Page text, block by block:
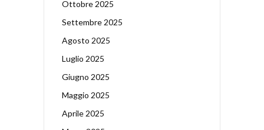
Ottobre 2025
Settembre 2025
Agosto 2025
Luglio 2025
Giugno 2025
Maggio 2025
Aprile 2025